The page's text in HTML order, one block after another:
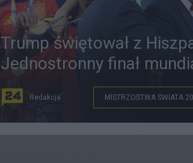
Trump świętował z
Jednostronny finał
Redakcja MISTRZOSTWA ŚWIATA